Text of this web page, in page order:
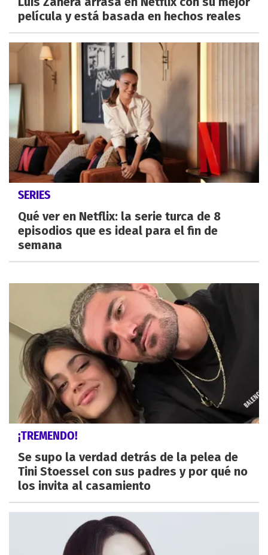
película y está basada en hechos reales
SERIES
Qué ver en Netflix: la serie turca de 8
episodios que es ideal para el fin de
semana
¡TREMENDO!
Se supo la verdad detrás de la pelea de
Tini Stoessel con sus padres y por qué no
los invita al casamiento